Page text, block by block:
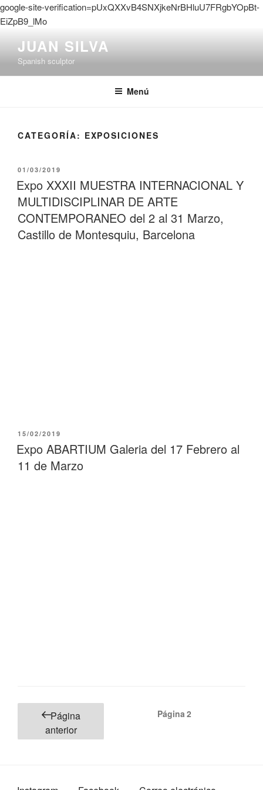
google-site-verification=pUxQXXvB4SNXjkeNrBHluU7FRgbYOpBt-
EiZpB9_lMo
contenido
JUAN SILVA
Spanish sculptor
Menú
CATEGORÍA: EXPOSICIONES
PUBLICADO
EL
01/03/2019
Expo XXXII MUESTRA INTERNACIONAL Y
MULTIDISCIPLINAR DE ARTE
CONTEMPORANEO del 2 al 31 Marzo,
Castillo de Montesquiu, Barcelona
PUBLICADO
EL
15/02/2019
Expo ABARTIUM Galeria del 17 Febrero al
11 de Marzo
Paginación
entradas
Página
anterior
Página2